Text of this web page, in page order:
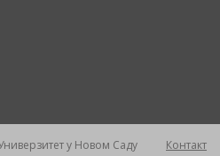
у Новом Саду Контакт